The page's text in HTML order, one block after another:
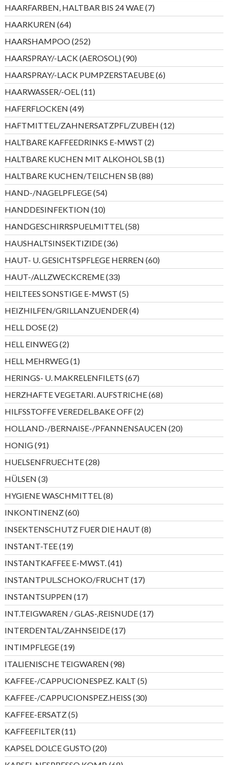
HAARFARBEN, HALTBAR BIS 24 WAE 77
Produkte
HAARKUREN 6464
Produkte
HAARSHAMPOO 252252
Produkte
HAARSPRAY/-LACK (AEROSOL) 9090
Produkte
HAARSPRAY/-LACK PUMPZERSTAEUBE 66
Produkte
HAARWASSER/-OEL 1111
Produkte
HAFERFLOCKEN 4949
Produkte
HAFTMITTEL/ZAHNERSATZPFL/ZUBEH 1212
Produkte
HALTBARE KAFFEEDRINKS E-MWST 22
Produkte
HALTBARE KUCHEN MIT ALKOHOL SB 11
Produkt
HALTBARE KUCHEN/TEILCHEN SB 8888
Produkte
HAND-/NAGELPFLEGE 5454
Produkte
HANDDESINFEKTION 1010
Produkte
HANDGESCHIRRSPUELMITTEL 5858
Produkte
HAUSHALTSINSEKTIZIDE 3636
Produkte
HAUT- U. GESICHTSPFLEGE HERREN 6060
Produkte
HAUT-/ALLZWECKCREME 3333
Produkte
HEILTEES SONSTIGE E-MWST 55
Produkte
HEIZHILFEN/GRILLANZUENDER 44
Produkte
HELL DOSE 22
Produkte
HELL EINWEG 22
Produkte
HELL MEHRWEG 11
Produkt
HERINGS- U. MAKRELENFILETS 6767
Produkte
HERZHAFTE VEGETARI. AUFSTRICHE 6868
Produkte
HILFSSTOFFE VEREDEL.BAKE OFF 22
Produkte
HOLLAND-/BERNAISE-/PFANNENSAUCEN 2020
Produkte
HONIG 9191
Produkte
HUELSENFRUECHTE 2828
Produkte
HÜLSEN 33
Produkte
HYGIENE WASCHMITTEL 88
Produkte
INKONTINENZ 6060
Produkte
INSEKTENSCHUTZ FUER DIE HAUT 88
Produkte
INSTANT-TEE 1919
Produkte
INSTANTKAFFEE E-MWST. 4141
Produkte
INSTANTPUL.SCHOKO/FRUCHT 1717
Produkte
INSTANTSUPPEN 1717
Produkte
INT.TEIGWAREN / GLAS-,REISNUDE 1717
Produkte
INTERDENTAL/ZAHNSEIDE 1717
Produkte
INTIMPFLEGE 1919
Produkte
ITALIENISCHE TEIGWAREN 9898
Produkte
KAFFEE-/CAPPUCIONESPEZ. KALT 55
Produkte
KAFFEE-/CAPPUCIONSPEZ.HEISS 3030
Produkte
KAFFEE-ERSATZ 55
Produkte
KAFFEEFILTER 1111
Produkte
KAPSEL DOLCE GUSTO 2020
Produkte